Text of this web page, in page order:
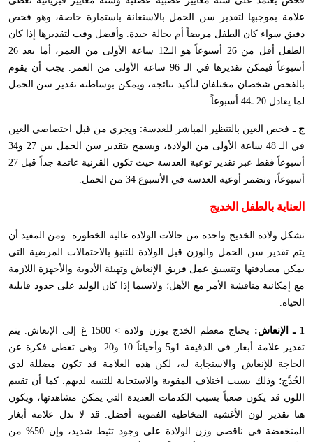
علامة بموجبها لتقدير سن الحمل بالاستعانة باستمارة خاصة، وهو فحص
دقيق سواء كان الطفل مريضاً أم بحالة جيدة. وأفضل وقت لتقديرها إذا كان
الطفل أقل من 26 أسبوعاً هو الـ12 ساعة الأولى من العمر، أما بعد 26
أسبوعاً فيمكن تقديرها في الـ 96 ساعة الأولى من العمر. يجب أن يقوم
بالفحص شخصان مختلفان لتأكيد نتائجه، ويمكن بوساطته تقدير سن الحمل
لما يعادل 20 ـ44 أسبوعاً.
ج ـ فحص العين بالتنظير المباشر للعدسة: ويجرى من قبل اختصاصي العين
في الـ 48 ساعة الأولى من الولادة، ويسمح بتقدير سن الحمل بين 27 و34
أسبوعاً فقط عبر تقدير توعية العدسة حيث تكون القرنية عاتمة جداً قبل 27
أسبوعاً، وتضمر أوعية العدسة في الأسبوع 34 من الحمل.
العناية بالطفل الخديج
تشكل ولادة الخديج واحدة من حالات الولادة عالية الخطورة. ومن المفيد أن
يتم تقدير سن الحمل والوزن قبل الولادة للتنبؤ بالاحتمالات المرضية التي
يمكن مصادفتها وتنسيق عمل فريق الإنعاش وتهيئة الأدوية والأجهزة اللازمة
مع إمكانية مناقشة الأمر مع الأهل؛ ولاسيما إذا كان الوليد على حدود قابلية
الحياة.
1 ـ الإنعاش:
يحتاج معظم الخدج بوزن ولادة > 1500 غ إلى الإنعاش. يتم
تقدير علامة أبغار في الدقيقة 1و5 وأحياناً 10 و20. وهي تعطي فكرة عن
الحاجة للإنعاش والاستجابة له، لكن هذه العلامة قد تكون مضللة لدى
الخُدَّج؛ وذلك بسبب اختلاف المقوية والاستجابة للتنبيه لديهم. كما أن تقييم
اللون قد يكون صعباً بسبب الكدمات العديدة التي يمكن مشاهدتها، ويكون
هنا تقدير لون الأغشية المخاطية الفموية أفضل. قد لا تدل علامة أبغار
المنخفضة في ناقصي وزن الولادة على وجود تثبط شديد، وإن 50% من